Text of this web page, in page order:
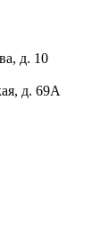
д. 10
д. 69А